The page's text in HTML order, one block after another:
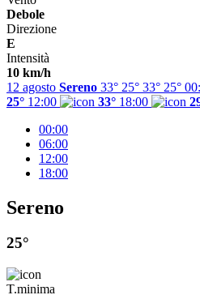
Debole
Direzione
E
Intensità
10 km/h
12 agosto Sereno 33° 25° 33° 25°
25° 12:00 33° 18:00
00:00
06:00
12:00
18:00
Sereno
25°
T.minima